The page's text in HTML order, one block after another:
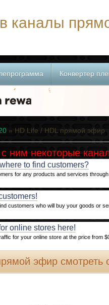
каналы
Конвертер
» HD Life / HDL прямой эфир
ним некоторые
to find customers?
for any products and services
customers who will buy your goods or
online stores here!
for your online store at the price from
эфир смотреть